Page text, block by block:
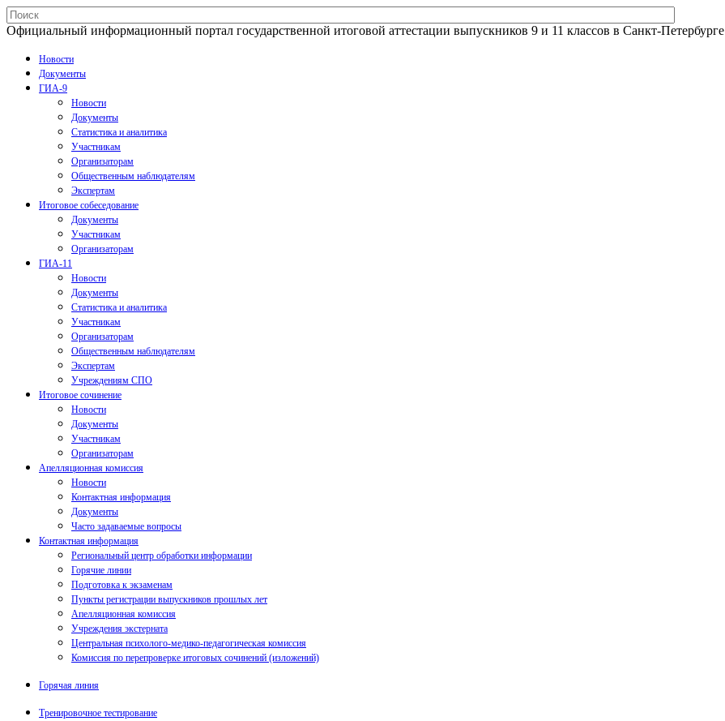
Официальный информационный портал государственной итоговой аттестации выпускников 9 и 11 классов в Санкт-Петербурге
Новости
Документы
ГИА-9
Новости
Документы
Статистика и аналитика
Участникам
Организаторам
Общественным наблюдателям
Экспертам
Итоговое собеседование
Документы
Участникам
Организаторам
ГИА-11
Новости
Документы
Статистика и аналитика
Участникам
Организаторам
Общественным наблюдателям
Экспертам
Учреждениям СПО
Итоговое сочинение
Новости
Документы
Участникам
Организаторам
Апелляционная комиссия
Новости
Контактная информация
Документы
Часто задаваемые вопросы
Контактная информация
Региональный центр обработки информации
Горячие линии
Подготовка к экзаменам
Пункты регистрации выпускников прошлых лет
Апелляционная комиссия
Учреждения экстерната
Центральная психолого-медико-педагогическая комиссия
Комиссия по перепроверке итоговых сочинений (изложений)
Горячая линия
Тренировочное тестирование